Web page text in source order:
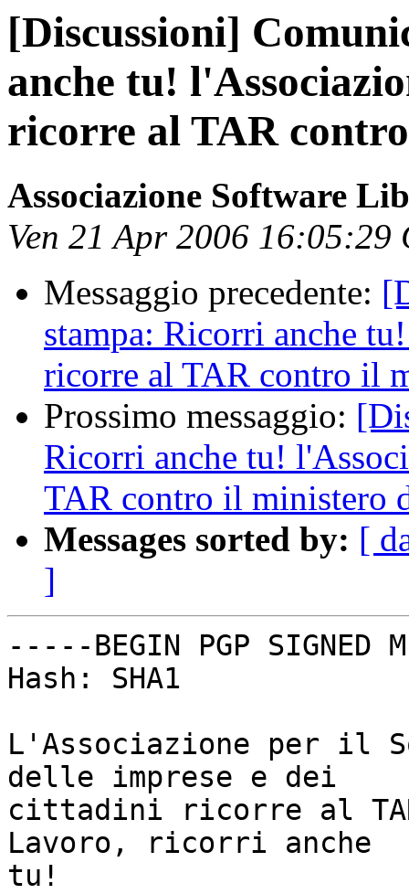
[Discussioni]
anche tu!
ricorre al TAR
Associazione Software
Ven 21 Apr 2006 16:05:29
Messaggio precedente:
stampa: Ricorri anche
ricorre al TAR contro il
Prossimo messaggio:
Ricorri anche tu!
TAR contro il ministero
Messages sorted by: [
]
-----BEGIN PGP SIGNED
Hash: SHA1
L'Associazione per il
delle imprese e dei
cittadini ricorre al
Lavoro, ricorri anche
tu!